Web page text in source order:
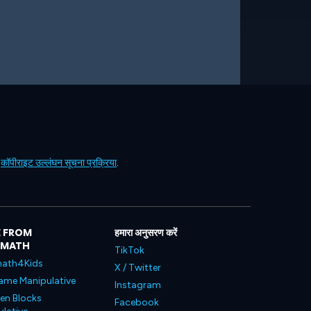
कॉपीराइट उल्लंघन सूचना प्रक्रिया.
FROM
Manipulative
Blocks
हमारा अनुसरण करें
TikTok
X / Twitter
Instagram
Facebook